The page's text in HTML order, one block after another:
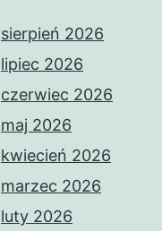
sierpień 2026
lipiec 2026
czerwiec 2026
maj 2026
kwiecień 2026
marzec 2026
luty 2026